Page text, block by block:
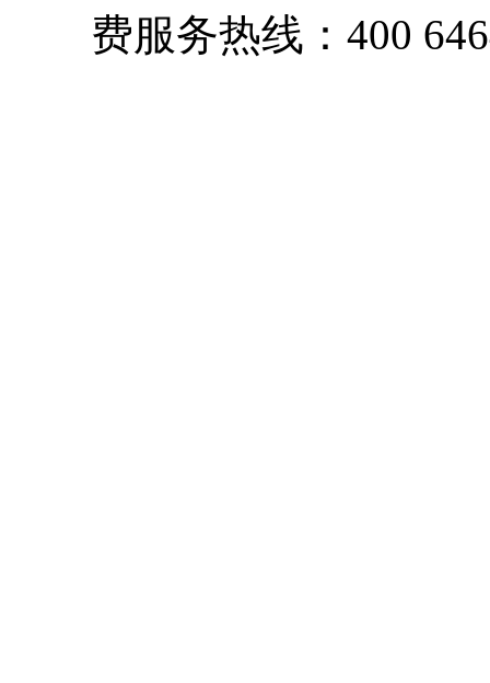
费服务热线：400